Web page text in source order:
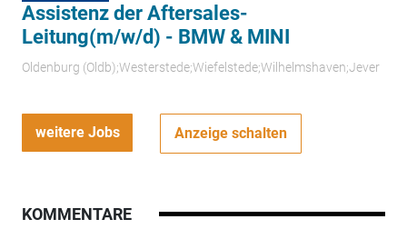
Assistenz der Aftersales-
Leitung(m/w/d) - BMW & MINI
Oldenburg (Oldb);Westerstede;Wiefelstede;Wilhelmshaven;Jever
weitere Jobs Anzeige schalten
KOMMENTARE